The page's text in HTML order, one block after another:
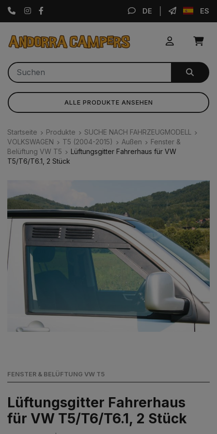
Instagram DE ES
ALLE PRODUKTE ANSEHEN
Startseite Produkte
SUCHE NACH FAHRZEUGMODELL
VOLKSWAGEN
T5 (2004-2015) Außen
Fenster &
Belüftung VW T5
Lüftungsgitter Fahrerhaus für VW
T5/T6/T6.1, 2 Stück
FENSTER & BELÜFTUNG VW T5
Lüftungsgitter Fahrerhaus
für VW T5/T6/T6.1, 2 Stück